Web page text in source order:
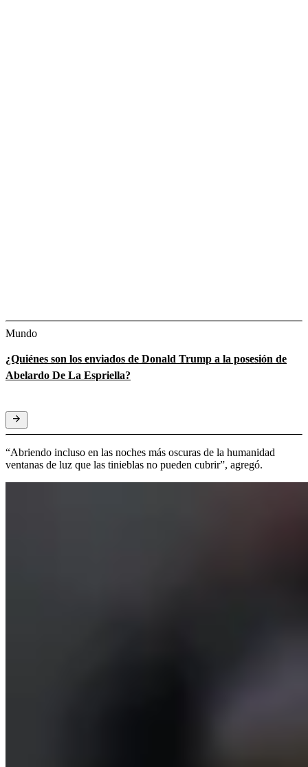
Mundo
¿Quiénes son los enviados de Donald Trump a la posesión de
Abelardo De La Espriella?
“Abriendo incluso en las noches más oscuras de la humanidad
ventanas de luz que las tinieblas no pueden cubrir”, agregó.